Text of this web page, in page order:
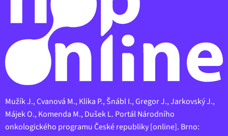
Mužík J., Cvanová M., Klika P., Šnábl I., Gregor J., Jarkovský J.,
Májek O., Komenda M., Dušek L. Portál Národního
onkologického programu České republiky [online]. Brno: